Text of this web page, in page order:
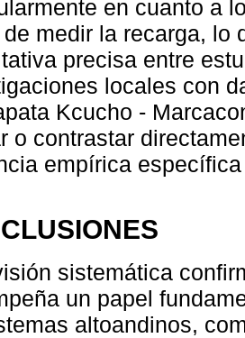
en cuanto a
medir la recarga, lo
precisa entre
locales con
Kcucho -
o contrastar
empírica
sistemática
un papel
altoandinos,